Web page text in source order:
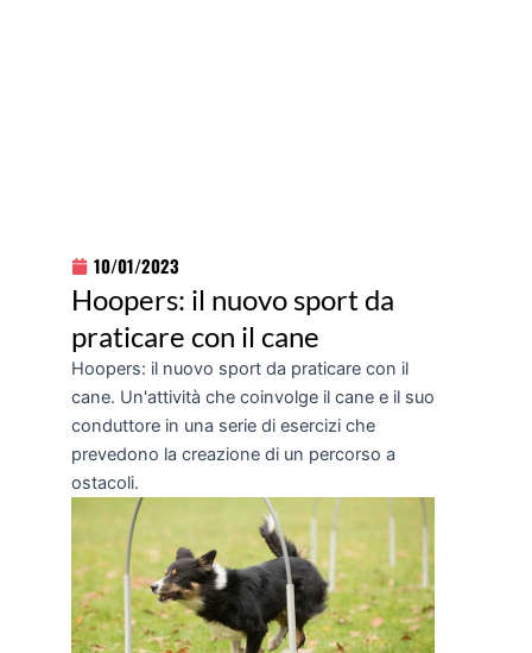
10/01/2023
Hoopers: il nuovo sport da
praticare con il cane
Hoopers: il nuovo sport da praticare con il
cane. Un'attività che coinvolge il cane e il suo
conduttore in una serie di esercizi che
prevedono la creazione di un percorso a
ostacoli.